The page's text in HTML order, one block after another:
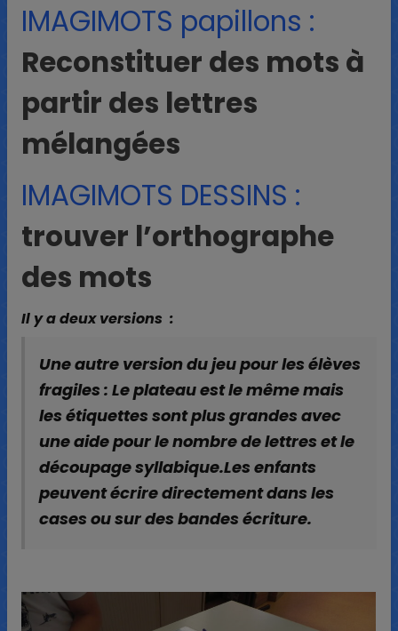
IMAGIMOTS papillons :
Reconstituer des mots à
partir des lettres
mélangées
IMAGIMOTS DESSINS :
trouver l’orthographe
des mots
Il y a deux versions :
Une autre version du jeu pour les élèves
fragiles : Le plateau est le même mais
les étiquettes sont plus grandes avec
une aide pour le nombre de lettres et le
découpage syllabique.Les enfants
peuvent écrire directement dans les
cases ou sur des bandes écriture.